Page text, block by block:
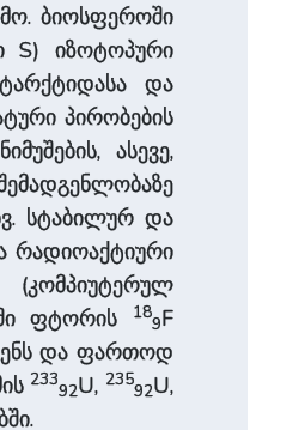
ბიოსფეროში
S) იზოტოპური
და
პირობების
ასევე,
სტაბილურ და
რადიოაქტიური
ფტორის 18
9F
და ფართოდ
233
92U, 235
92U,